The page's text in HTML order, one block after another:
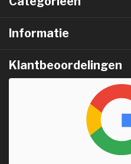
Informatie
Klantbeoordelingen